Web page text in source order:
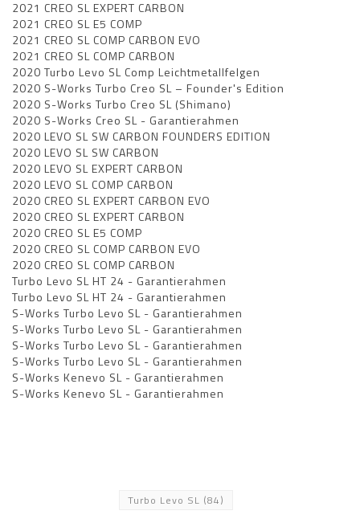
2021 CREO SL EXPERT CARBON
2021 CREO SL E5 COMP
2021 CREO SL COMP CARBON EVO
2021 CREO SL COMP CARBON
2020 Turbo Levo SL Comp Leichtmetallfelgen
2020 S-Works Turbo Creo SL – Founder's Edition
2020 S-Works Turbo Creo SL (Shimano)
2020 S-Works Creo SL - Garantierahmen
2020 LEVO SL SW CARBON FOUNDERS EDITION
2020 LEVO SL SW CARBON
2020 LEVO SL EXPERT CARBON
2020 LEVO SL COMP CARBON
2020 CREO SL EXPERT CARBON EVO
2020 CREO SL EXPERT CARBON
2020 CREO SL E5 COMP
2020 CREO SL COMP CARBON EVO
2020 CREO SL COMP CARBON
Turbo Levo SL HT 24 - Garantierahmen
Turbo Levo SL HT 24 - Garantierahmen
S-Works Turbo Levo SL - Garantierahmen
S-Works Turbo Levo SL - Garantierahmen
S-Works Turbo Levo SL - Garantierahmen
S-Works Turbo Levo SL - Garantierahmen
S-Works Kenevo SL - Garantierahmen
S-Works Kenevo SL - Garantierahmen
Turbo Levo SL (84)